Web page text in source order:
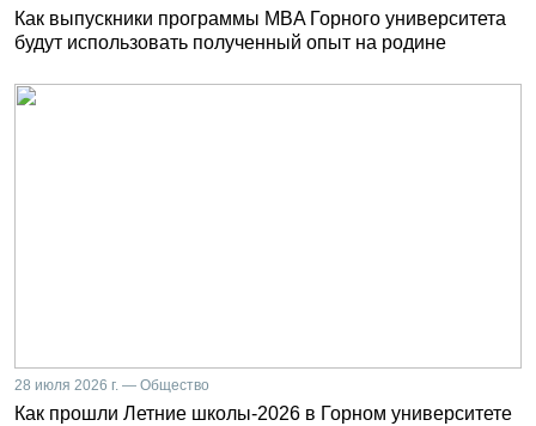
Как выпускники программы MBA Горного университета
будут использовать полученный опыт на родине
28 июля 2026 г. — Общество
Как прошли Летние школы-2026 в Горном университете